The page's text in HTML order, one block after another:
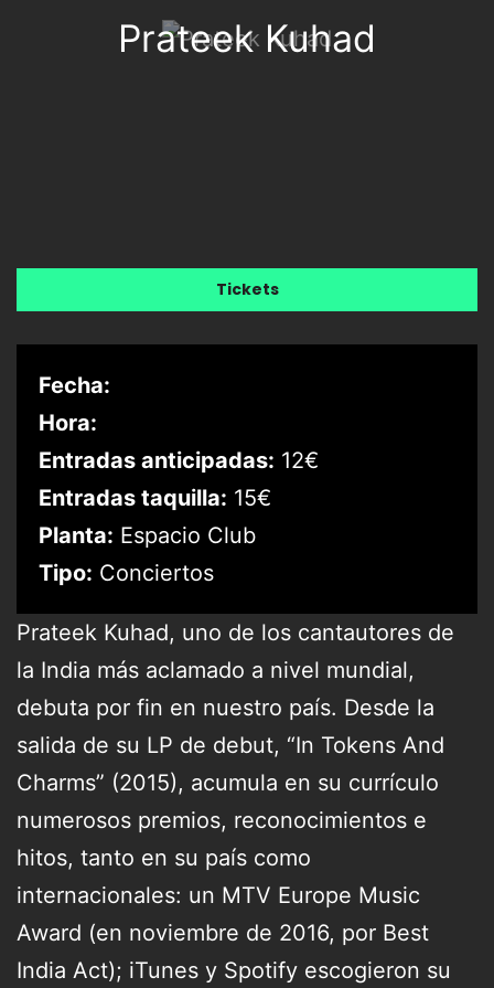
Prateek Kuhad
Tickets
Fecha:
Hora:
Entradas anticipadas: 12€
Entradas taquilla: 15€
Planta: Espacio Club
Tipo: Conciertos
Prateek Kuhad, uno de los cantautores de
la India más aclamado a nivel mundial,
debuta por fin en nuestro país. Desde la
salida de su LP de debut, “In Tokens And
Charms” (2015), acumula en su currículo
numerosos premios, reconocimientos e
hitos, tanto en su país como
internacionales: un MTV Europe Music
Award (en noviembre de 2016, por Best
India Act); iTunes y Spotify escogieron su